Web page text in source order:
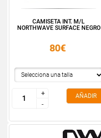
CAMISETA INT. M/L
NORTHWAVE SURFACE NEGRO
80€
+
-
+
-
AÑADIR